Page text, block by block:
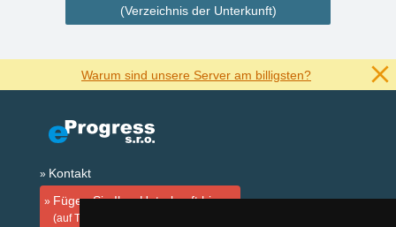
(Verzeichnis der Unterkunft)
Warum sind unsere Server am billigsten?
Kontakt
Fügen Sie Ihre Unterkunft hinzu
(auf Tschechisch)